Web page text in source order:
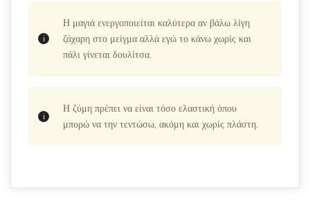
Η μαγιά ενεργοποιείται καλύτερα αν βάλω λίγη
ζάχαρη στο μείγμα αλλά εγώ το κάνω χωρίς και
πάλι γίνεται δουλίτσα.
Η ζύμη πρέπει να είναι τόσο ελαστική όπου
μπορώ να την τεντώσω, ακόμη και χωρίς πλάστη.